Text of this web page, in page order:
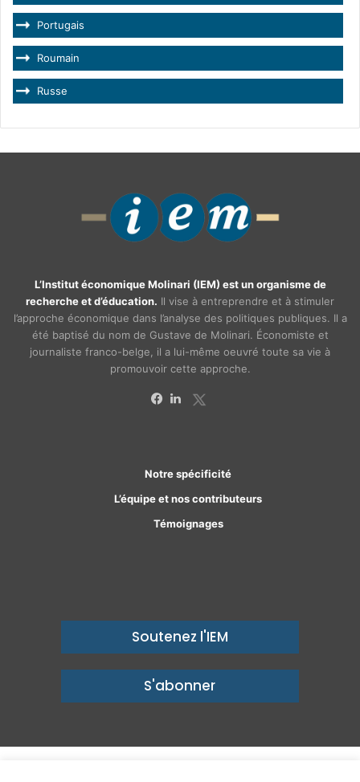
Portugais
Roumain
Russe
L’Institut économique Molinari (IEM) est un organisme de
recherche et d’éducation. Il vise à entreprendre et à stimuler
l’approche économique dans l’analyse des politiques publiques. Il a
été baptisé du nom de Gustave de Molinari. Économiste et
journaliste franco-belge, il a lui-même oeuvré toute sa vie à
promouvoir cette approche.
Notre spécificité
L’équipe et nos contributeurs
Témoignages
Soutenez l'IEM
S'abonner